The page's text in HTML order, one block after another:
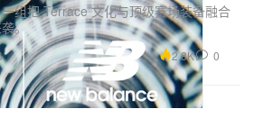
组把 Terrace 文化与顶级赛场装备融合
。
2.8K 0